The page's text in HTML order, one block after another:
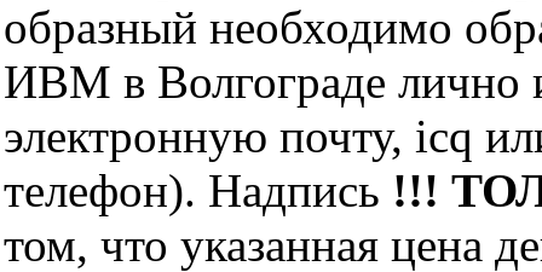
образный необходимо
ИВМ в Волгограде лично
электронную почту, icq
телефон). Надпись !!!
том, что указанная цена